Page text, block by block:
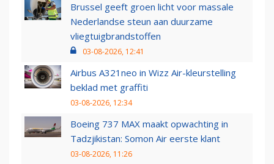
Brussel geeft groen licht voor massale
Nederlandse steun aan duurzame
vliegtuigbrandstoffen
03-08-2026, 12:41
Airbus A321neo in Wizz Air-kleurstelling
beklad met graffiti
03-08-2026, 12:34
Boeing 737 MAX maakt opwachting in
Tadzjikistan: Somon Air eerste klant
03-08-2026, 11:26